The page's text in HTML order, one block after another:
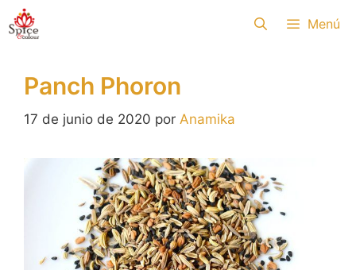
Saltar
al
Menú
Panch Phoron
17 de junio de 2020 por Anamika